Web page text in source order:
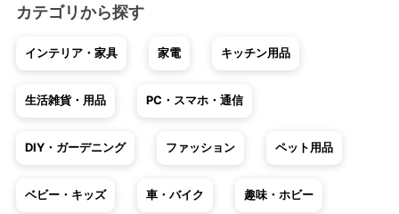
カテゴリから探す
インテリア・家具 家電 キッチン用品
生活雑貨・用品 PC・スマホ・通信
DIY・ガーデニング ファッション ペット用品
ベビー・キッズ 車・バイク 趣味・ホビー